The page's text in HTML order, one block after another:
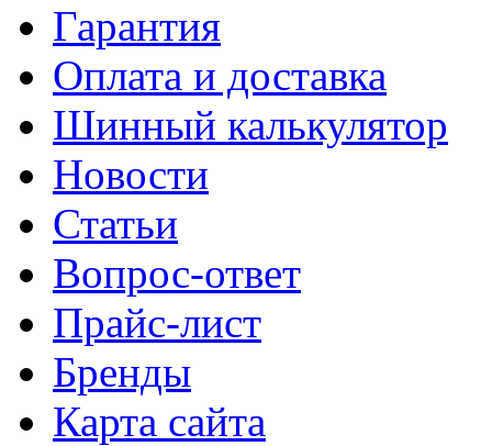
Гарантия
Оплата и доставка
Шинный калькулятор
Новости
Статьи
Вопрос-ответ
Прайс-лист
Бренды
Карта сайта